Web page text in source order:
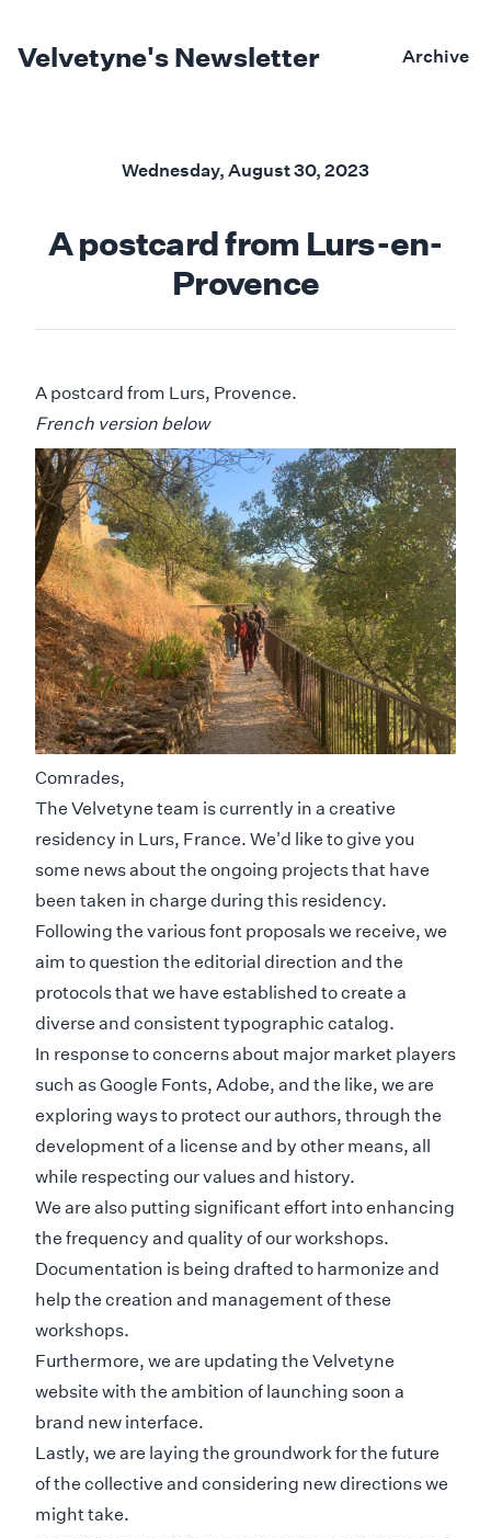
Velvetyne's Newsletter Archive
Wednesday, August 30, 2023
A postcard from Lurs-en-
Provence
A postcard from Lurs, Provence.
French version below
Comrades,
The Velvetyne team is currently in a creative
residency in Lurs, France. We'd like to give you
some news about the ongoing projects that have
been taken in charge during this residency.
Following the various font proposals we receive, we
aim to question the editorial direction and the
protocols that we have established to create a
diverse and consistent typographic catalog.
In response to concerns about major market players
such as Google Fonts, Adobe, and the like, we are
exploring ways to protect our authors, through the
development of a license and by other means, all
while respecting our values and history.
We are also putting significant effort into enhancing
the frequency and quality of our workshops.
Documentation is being drafted to harmonize and
help the creation and management of these
workshops.
Furthermore, we are updating the Velvetyne
website with the ambition of launching soon a
brand new interface.
Lastly, we are laying the groundwork for the future
of the collective and considering new directions we
might take.